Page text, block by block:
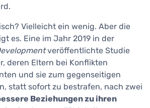
Vielleicht ein wenig. Aber die
es. Eine im Jahr 2019 in der
veröffentlichte Studie
deren Eltern bei Konflikten
und sie zum gegenseitigen
statt sofort zu bestrafen, nach zwei
Beziehungen zu ihren